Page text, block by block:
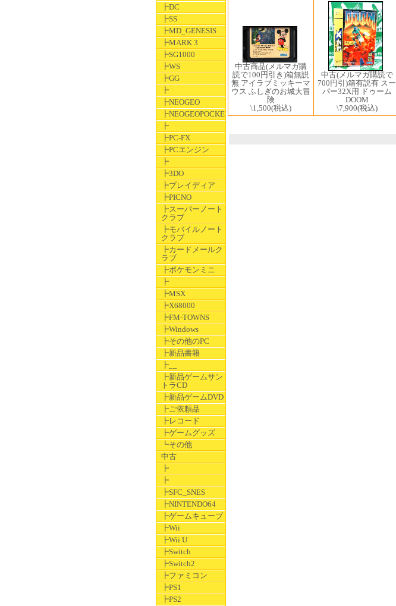
┣DC
┣SS
┣MD_GENESIS
┣MARK 3
┣SG1000
┣WS
┣GG
┣
┣NEOGEO
┣NEOGEOPOCKET
┣
┣PC-FX
┣PCエンジン
┣
┣3DO
┣プレイディア
┣PICNO
┣スーパーノート
クラブ
┣モバイルノート
クラブ
┣カードメールク
ラブ
┣ポケモンミニ
┣
┣MSX
┣X68000
┣FM-TOWNS
┣Windows
┣その他のPC
┣新品書籍
┣__
┣新品ゲームサン
トラCD
┣新品ゲームDVD
┣ご依頼品
┣レコード
┣ゲームグッズ
┗その他
中古
┣
┣
┣SFC_SNES
┣NINTENDO64
┣ゲームキューブ
┣Wii
┣Wii U
┣Switch
┣Switch2
┣ファミコン
┣PS1
┣PS2
中古商品(メルマガ購
読で100円引き)箱無説
無 アイラブミッキーマ
ウス ふしぎのお城大冒
険
\1,500(税込)
中古(メルマガ購読で
700円引)箱有説有 スー
パー32X用 ドゥーム
DOOM
\7,900(税込)